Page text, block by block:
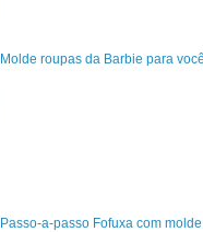
Molde roupas da Barbie para
Passo-a-passo Fofuxa com molde